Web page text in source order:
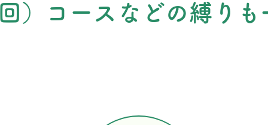
）コースなどの縛り